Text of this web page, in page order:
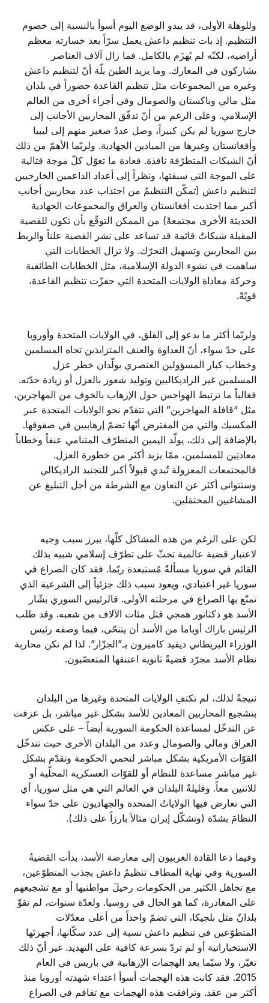
وللوهلة الأولى، قد يبدو الوضع اليوم أسوأ بالنسبة إلى خصوم
التنظيم. إذ بات تنظيم داعش يعمل سرّاً بعد خسارته معظم
أراضيه، لكنّه لم يُهزَم بالكامل. فما زال آلاف العناصر
يشاركون في المعارك. وما يزيد الطينَ بلّة أنّ لتنظيم داعش
وغيره من المجموعات مثل تنظيم القاعدة حضوراً في بلدان
مثل مالي وباكستان والصومال وفي أجزاء أخرى من العالم
الإسلامي. وعلى الرغم من أنّ تدفّق المحاربين الأجانب إلى
خارج سوريا لم يكن كبيراً، وصل عددٌ صغير منهم إلى ليبيا
وأفغانستان وغيرها من الميادين الجهادية. ولربّما الأهمّ من ذلك
أنّ الشبكات المتطرّفة نافذة. فعادة ما تعوّل كلّ موجة قتالية
على الموجة التي سبقتها، ونظراً إلى أعداد الداعمين الخارجيين
لتنظيم داعش (تمكّن التنظيمُ من اجتذاب عدد محاربين أجانب
أكبر مما اجتذبت أفغانستان والعراق والمجموعات الجهادية
الحديثة الأخرى مجتمعةً) من الممكن التوقّع بأن تكون للقضية
المقبلة شبكاتٌ قائمة قد تساعد على نشر القضية علناً والربط
بين المحاربين وتسهيل التحرّك. ولا تزال الخطابات التي
ساهمت في نشوء الدولة الإسلامية، مثل الخطابات الطائفية
وحركة معاداة الولايات المتحدة التي حفزّت تنظيم القاعدة،
قويّةً.
ولربّما أكثر ما يدعو إلى القلق، في الولايات المتحدة وأوروبا
على حدّ سواء، أنّ العداوة والعنف المتزايدَين تجاه المسلمين
وخطاب كبار المسؤولين العنصري يولّدان خطر عزل
المسلمين غير الراديكاليين وتوليد شعور بالعزل أو زيادة حدّته.
فغالباً ما ترتبط الهواجس حول الإرهاب بالخوف من المهاجرين،
مثل “قافلة المهاجرين” التي تتقدّم نحو الولايات المتحدة عبر
المكسيك والتي من المفترض أنّها تضمّ إرهابيين في صفوفها.
بالإضافة إلى ذلك، يولّد اليمين المتطرّف المتنامي عنفاً وخطاباً
معاديَين للمسلمين، ممّا يزيد أكثر من خطورة العزل.
فالمجتمعات المعزولة تُبدي قبولاً أكبر للتجنيد الراديكالي
وستتوانى أكثر عن التعاون مع الشرطة من أجل التبليغ عن
المشاغبين المحتمَلين.
لكن على الرغم من هذه المشاكل كلّها، يبرز سبب وجيه
لاعتبار قضية عالمية تحثّ على تطرّف إسلامي شبيه بذلك
القائم في سوريا مسألةً مُستبعدة ربّما. فقد كان الصراع في
سوريا غير اعتيادي، ويعود سبب ذلك جزئياً إلى الشرعية الذي
تمتّع بها الصراع في مرحلته الأولى. فالرئيس السوري بشّار
الأسد هو دكتاتور همجي قتل مئات الآلاف من شعبه. وقد طلب
الرئيس باراك أوباما من الأسد أن يتنحّى، فيما وصفه رئيس
الوزراء البريطاني ديفيد كاميرون بـ”الجزّار”. لذا لم تكن محاربة
نظام الأسد مجرّد قضيةً ثانوية اعتنقها المتعصّبون.
نتيجةً لذلك، لم تكتفِ الولايات المتحدة وغيرها من البلدان
بتشجيع المحاربين المعادين للأسد بشكل غير مباشر، بل عزفت
عن التدخّل لمساعدة الحكومة السورية أيضاً – على عكس
العراق ومالي والصومال وعدد من البلدان الأخرى حيث تتدخّل
القوّات الأمريكية بشكل مباشر لتحمي الحكومة وتقدّم بشكل
غير مباشر مساعدة للنظام أو للقوّات العسكرية المحلّية أو
للاثنين معاً. وقليلةٌ البلدان في العالم التي هي مثل سوريا، أي
التي تعارض فيها الولاياتُ المتحدة والجهاديون على حدّ سواء
النظامَ بشدّة (وتشكّل إيران مثالاً بارزاً على ذلك).
وفيما دعا القادة الغربيون إلى معارضة الأسد، بدأت القضيةُ
السورية وفي نهاية المطاف تنظيمُ داعش بجذب المتطوّعين،
مع تجاهل الكثير من الحكومات رحيلَ مواطنيها أو مع تشجيعهم
على المغادرة، كما هو الحال في روسيا. ولعدّة سنوات، لم تقوِّ
بلدانٌ مثل بلجيكا، التي تضمّ واحداً من أعلى معدّلات
المتطوّعين في تنظيم داعش نسبة إلى عدد سكّانها، أجهزتَها
الاستخباراتية أو لم تردّ بسرعة كافية على التهديد. غير أنّ ذلك
تغيّر، ولا سيّما بعد الهجمات الإرهابية في باريس في العام
2015. فقد كانت هذه الهجمات أسوأ اعتداء شهدته أوروبا منذ
أكثر من عقد. وترافقت هذه الهجمات مع تفاقم في الصراع